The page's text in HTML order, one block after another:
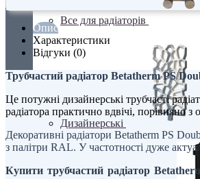
Все для радіаторів
Дизайнерські
Опис
Характеристики
Відгуки (0)
Трубчастий радіатор Betatherm PS
Це потужні дизайнерські трубчасті
радіатора практично вдвічі, порівняно
Декоративні радіатори Betatherm PS
з палітри RAL. У частотності дуже
Купити трубчастий радіатор